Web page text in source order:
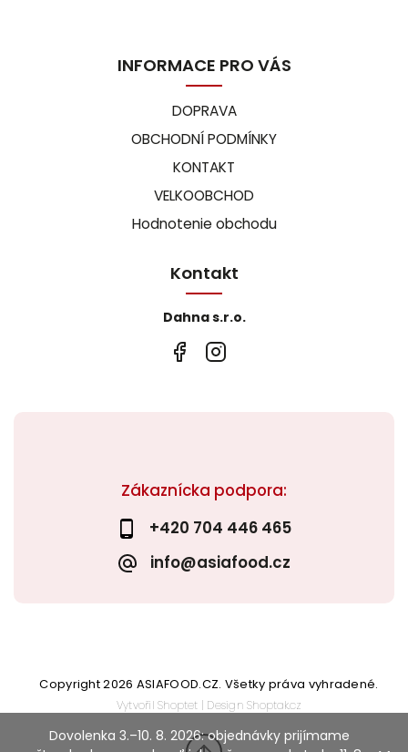
Dovolenka 3.–10. 8. 2026: objednávky prijímame
Zákaznícka podpora:
+420 704 446 465
info@asiafood.cz
INFORMACE PRO VÁS
DOPRAVA
OBCHODNÍ PODMÍNKY
KONTAKT
VELKOOBCHOD
Hodnotenie obchodu
Kontakt
Dahna s.r.o.
Copyright 2026 ASIAFOOD.CZ. Všetky práva vyhradené.
VytvořilShoptet | DesignShoptak.cz